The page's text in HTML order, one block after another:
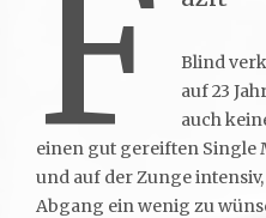
F
Blind
auf 23
auch
einen gut gereiften Single
und auf der Zunge
Abgang ein wenig zu